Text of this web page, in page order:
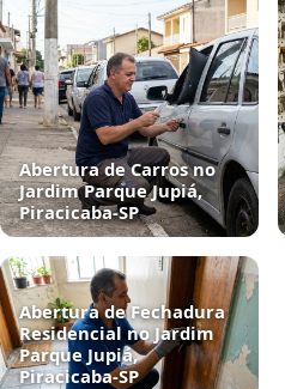
Abertura de Carros no
Jardim Parque Jupiá,
Piracicaba‑SP
Abertura de Fechadura
Residencial no Jardim
Parque Jupiá,
Piracicaba‑SP